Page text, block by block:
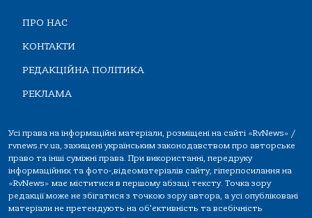
ПРО НАС
КОНТАКТИ
РЕДАКЦІЙНА ПОЛІТИКА
РЕКЛАМА
Усі права на інформаційні матеріали, розміщені на сайті «RvNews» /
rvnews.rv.ua, захищені українським законодавством про авторське
право та інші суміжні права. При використанні, передруку
інформаційних та фото-,відеоматеріалів сайту, гіперпосилання на
«RvNews» має міститися в першому абзаці тексту. Точка зору
редакції може не збігатися з точкою зору автора, а усі опубліковані
матеріали не претендують на об'єктивність та всебічність